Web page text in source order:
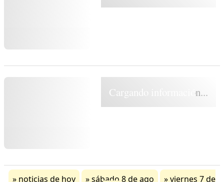
Cargando información...
noticias de hoy sábado 8 de ago
viernes 7 de